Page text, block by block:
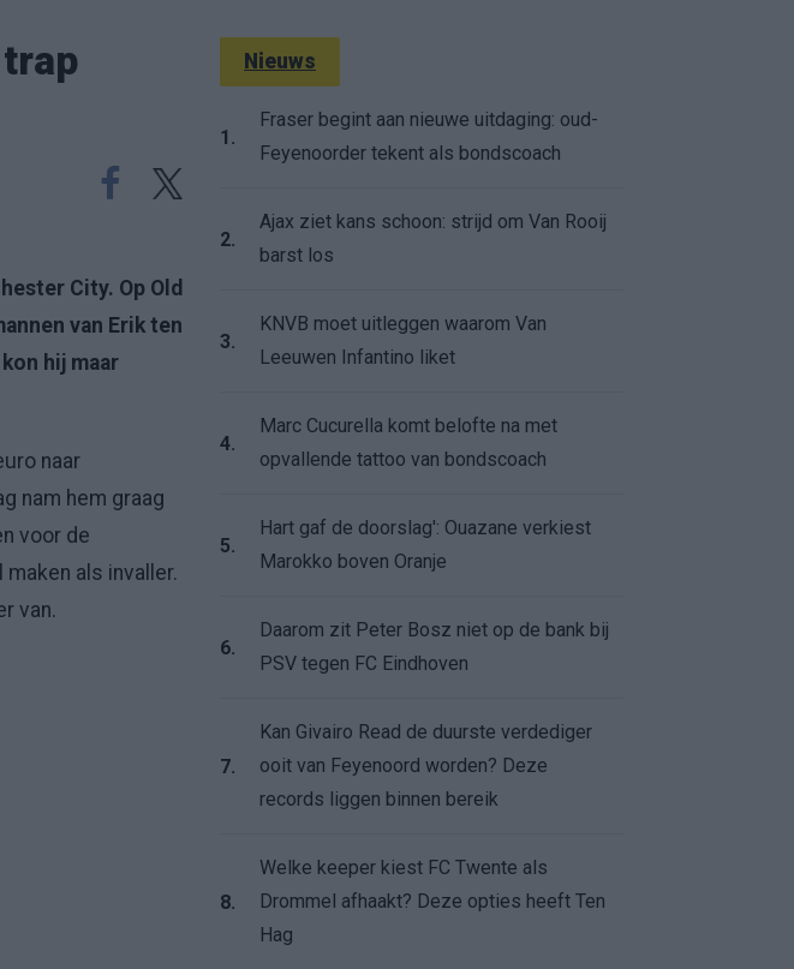
City. Op Old
van Erik ten
hij maar
naar
nam hem graag
voor de
als invaller.
van.
Nieuws
1.
Fraser begint aan nieuwe uitdaging: oud-
Feyenoorder tekent als bondscoach
2.
Ajax ziet kans schoon: strijd om Van Rooij
barst los
3.
KNVB moet uitleggen waarom Van
Leeuwen Infantino liket
4.
Marc Cucurella komt belofte na met
opvallende tattoo van bondscoach
5.
Hart gaf de doorslag': Ouazane verkiest
Marokko boven Oranje
6.
Daarom zit Peter Bosz niet op de bank bij
PSV tegen FC Eindhoven
7.
Kan Givairo Read de duurste verdediger
ooit van Feyenoord worden? Deze
records liggen binnen bereik
8.
Welke keeper kiest FC Twente als
Drommel afhaakt? Deze opties heeft Ten
Hag